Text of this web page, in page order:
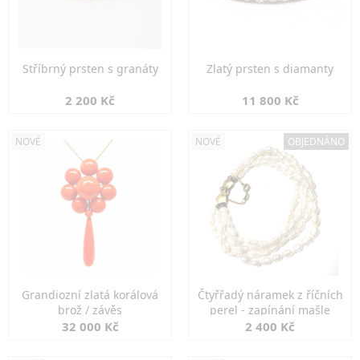
Stříbrný prsten s granáty
2 200 Kč
Zlatý prsten s diamanty
11 800 Kč
NOVÉ
Grandiozní zlatá korálová
brož / závěs
32 000 Kč
NOVÉ OBJEDNÁNO
Čtyřřadý náramek z říčních
perel - zapínání mašle
2 400 Kč